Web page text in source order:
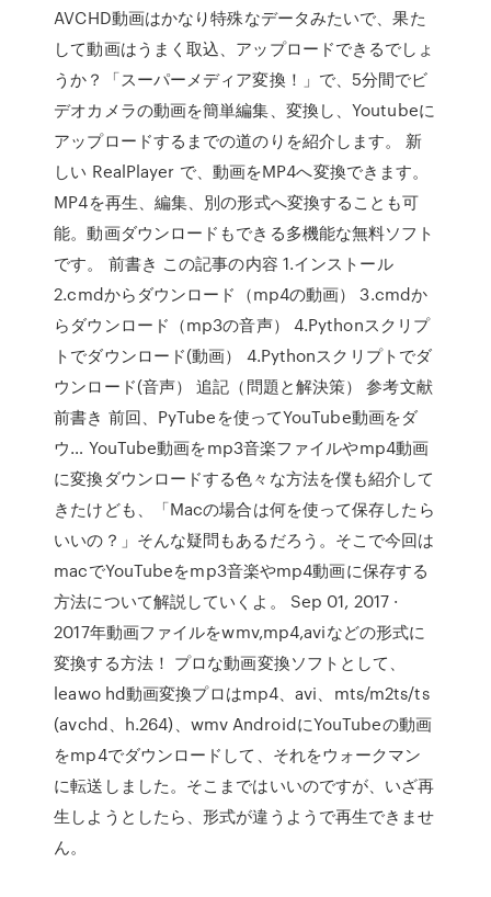
AVCHD動画はかなり特殊なデータみたいで、果た
して動画はうまく取込、アップロードできるでしょ
うか？「スーパーメディア変換！」で、5分間でビ
デオカメラの動画を簡単編集、変換し、Youtubeに
アップロードするまでの道のりを紹介します。 新
しい RealPlayer で、動画をMP4へ変換できます。
MP4を再生、編集、別の形式へ変換することも可
能。動画ダウンロードもできる多機能な無料ソフト
です。 前書き この記事の内容 1.インストール
2.cmdからダウンロード（mp4の動画） 3.cmdか
らダウンロード（mp3の音声） 4.Pythonスクリプ
トでダウンロード(動画） 4.Pythonスクリプトでダ
ウンロード(音声） 追記（問題と解決策） 参考文献
前書き 前回、PyTubeを使ってYouTube動画をダ
ウ… YouTube動画をmp3音楽ファイルやmp4動画
に変換ダウンロードする色々な方法を僕も紹介して
きたけども、「Macの場合は何を使って保存したら
いいの？」そんな疑問もあるだろう。そこで今回は
macでYouTubeをmp3音楽やmp4動画に保存する
方法について解説していくよ。 Sep 01, 2017 ·
2017年動画ファイルをwmv,mp4,aviなどの形式に
変換する方法！ プロな動画変換ソフトとして、
leawo hd動画変換プロはmp4、avi、mts/m2ts/ts
(avchd、h.264)、wmv AndroidにYouTubeの動画
をmp4でダウンロードして、それをウォークマン
に転送しました。そこまではいいのですが、いざ再
生しようとしたら、形式が違うようで再生できませ
ん。